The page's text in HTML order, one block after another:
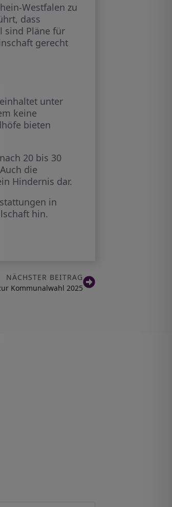
Westfalen zu
dass
sind Pläne für
gerecht
unter
keine
bieten
20 bis 30
die
Hindernis dar.
in
hin.
NÄCHSTER BEITRAG
Kommunalwahl 2025